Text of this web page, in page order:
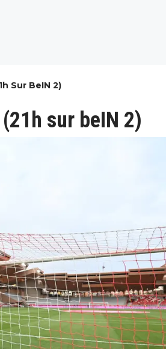
Sur BeIN 2)
sur beIN 2)